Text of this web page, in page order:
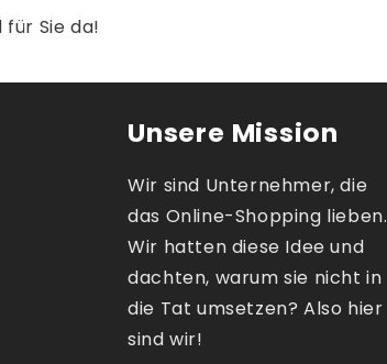
Sie da!
Unsere Mission
Wir sind Unternehmer, die
das Online-Shopping lieben.
Wir hatten diese Idee und
dachten, warum sie nicht in
die Tat umsetzen? Also hier
sind wir!